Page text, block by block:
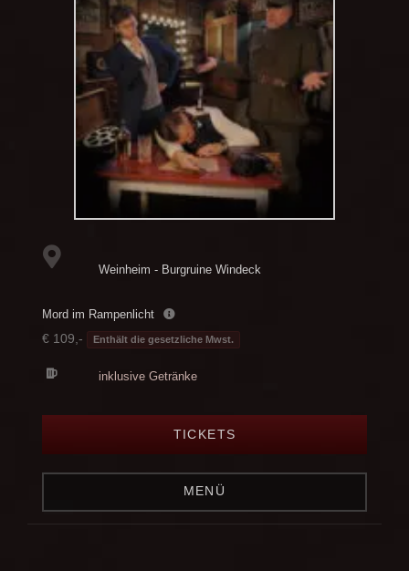
Weinheim - Burgruine Windeck
Mord im Rampenlicht
€ 109,- Enthält die gesetzliche Mwst.
inklusive Getränke
TICKETS
MENÜ